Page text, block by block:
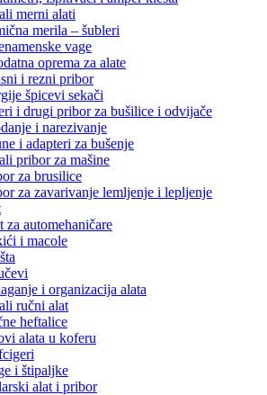
merni alati
merila – šubleri
vage
oprema za alate
i rezni pribor
špicevi sekači
i drugi pribor za bušilice i odvijače
i narezivanje
i adapteri za bušenje
pribor za mašine
za brusilice
za zavarivanje lemljenje i lepljenje
za automehaničare
i macole
i organizacija alata
ručni alat
heftalice
alata u koferu
i štipaljke
alat i pribor